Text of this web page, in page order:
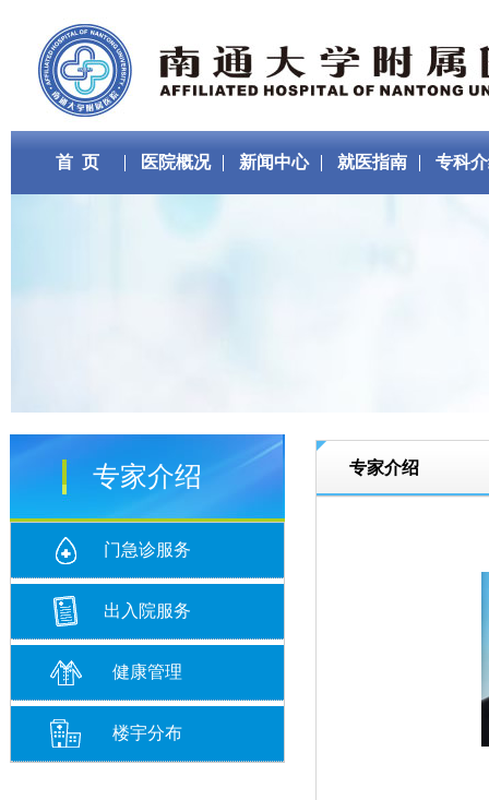
首 页 医院概况 新闻中心 就医指南 专科
专家介绍
门急诊服务
出入院服务
健康管理
楼宇分布
专家介绍